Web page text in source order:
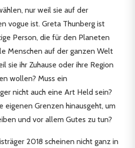
nur weil sie auf der
vogue ist. Greta Thunberg ist
Person, die für den Planeten
Menschen auf der ganzen Welt
sie ihr Zuhause oder ihre Region
wollen? Muss ein
nicht auch eine Art Held sein?
eigenen Grenzen hinausgeht, um
und vor allem Gutes zu tun?
2018 scheinen nicht ganz in